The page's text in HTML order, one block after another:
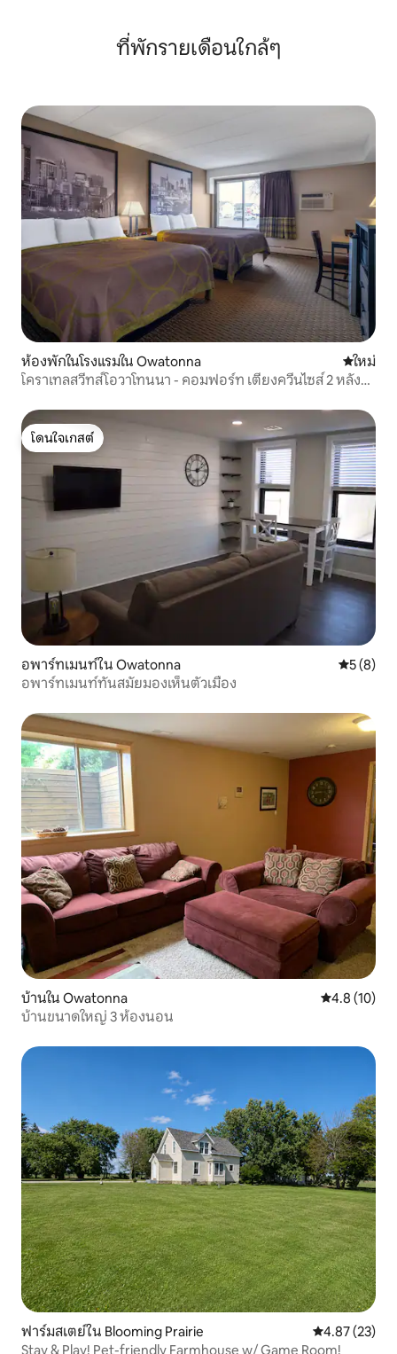
ที่พักรายเดือนใกล้ๆ
ห้องพักในโรงแรมใน Owatonna ที่พักใหม่
ใหม่
โคราเทลสวีทส์โอวาโทนนา - คอมฟอร์ท เตียงควีนไซส์ 2 หลัง
โดนใจเกสต์
โดนใจเกสต์
อพาร์ทเมนท์ใน Owatonna คะแนนเฉ
5 (8)
อพาร์ทเมนท์ทันสมัยมองเห็นตัวเมือง
บ้านใน Owatonna คะแนนเฉลี่ย
4.8 (10)
บ้านขนาดใหญ่ 3 ห้องนอน
ฟาร์มสเตย์ใน Blooming Prairie คะแนนเฉลี่ย
4.87 (23)
Stay & Play! Pet-friendly Farmhouse w/ Game Room!